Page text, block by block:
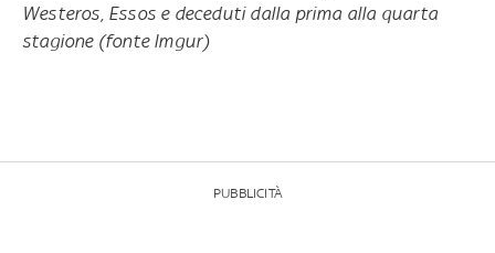
Westeros, Essos e deceduti dalla prima alla quarta
stagione (fonte Imgur)
PUBBLICITÀ